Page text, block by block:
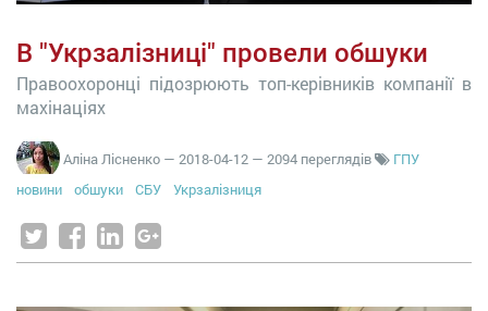
В "Укрзалізниці" провели обшуки
Правоохоронці підозрюють топ-керівників компанії в
махінаціях
Аліна Лісненко — 2018-04-12 — 2094 переглядів
ГПУ
новини
обшуки СБУ Укрзалізниця